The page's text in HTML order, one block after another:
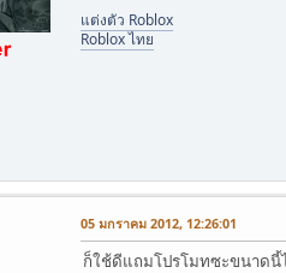
แต่งตัว Roblox
Roblox ไทย
05 มกราคม 2012, 12:26:01
ก็ใช้ดีแถมโปรโมทซะขนาดนี้